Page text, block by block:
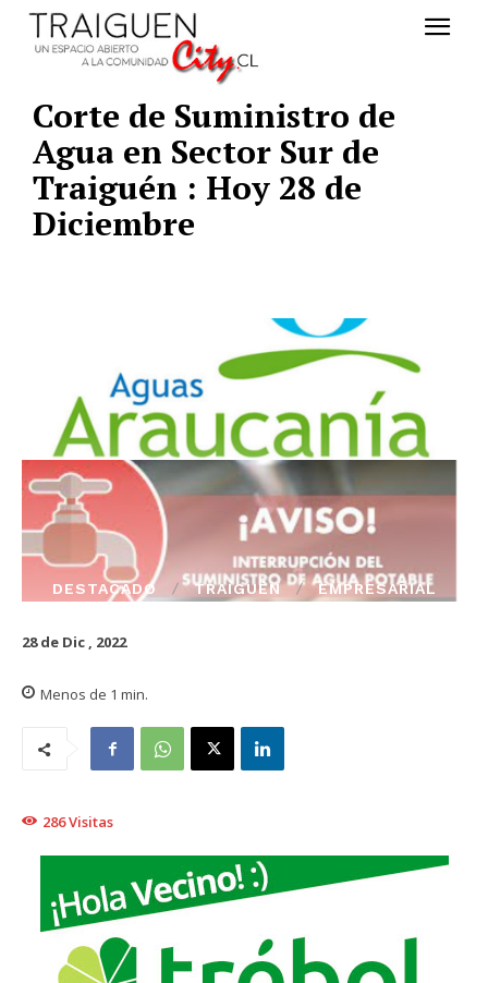
Corte de Suministro de
Agua en Sector Sur de
Traiguén : Hoy 28 de
Diciembre
DESTACADO TRAIGUÉN EMPRESARIAL
28 de Dic , 2022
Menos de 1 min.
286Visitas